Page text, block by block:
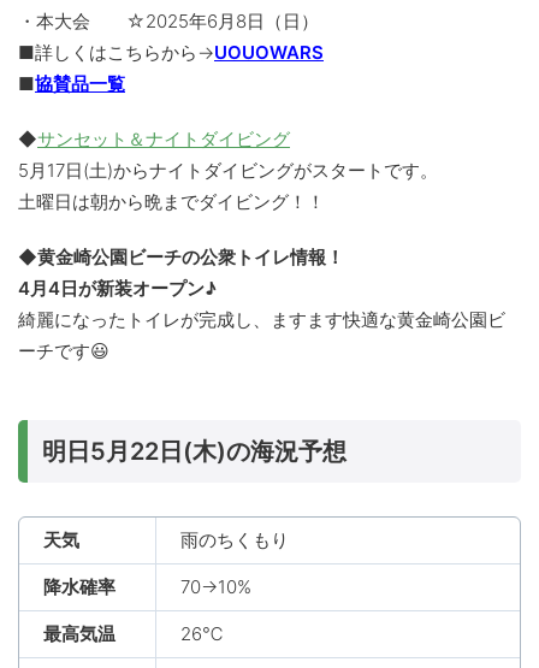
・本大会 ☆2025年6月8日（日）
■詳しくはこちらから→UOUOWARS
■協賛品一覧
◆サンセット＆ナイトダイビング
5月17日(土)からナイトダイビングがスタートです。
土曜日は朝から晩までダイビング！！
◆黄金崎公園ビーチの公衆トイレ情報！
4月4日が新装オープン♪
綺麗になったトイレが完成し、ますます快適な黄金崎公園ビ
ーチです😃
明日5月22日(木)の海況予想
天気 雨のちくもり
降水確率 70→10%
最高気温 26℃